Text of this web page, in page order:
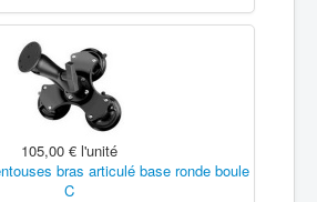
105,00 € l'unité
bras articulé base ronde boule
C